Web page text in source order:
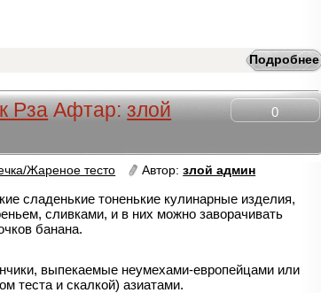
Подробнее
0
Рза Афтар:злой
Жареное тесто Автор:злой админ
сладенькие тоненькие кулинарные изделия,
сливками, и в них можно заворачивать
банана.
выпекаемые неумехами-европейцами или
теста и скалкой) азиатами.